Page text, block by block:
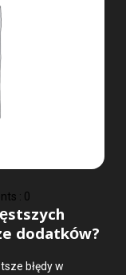
: 0
dodatków?
błędy w